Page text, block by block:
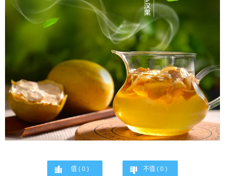
值 ( 0 ) 不值 ( 0 )